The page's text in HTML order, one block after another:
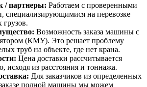
/ партнеры: Работаем с проверенными
специализирующимися на перевозке
Возможность заказа машины с
(КМУ). Это решает проблему
труб на объекте, где нет крана.
Цена доставки рассчитывается
исходя из расстояния и тоннажа.
Для заказчиков из определенных
полной машины мы можем